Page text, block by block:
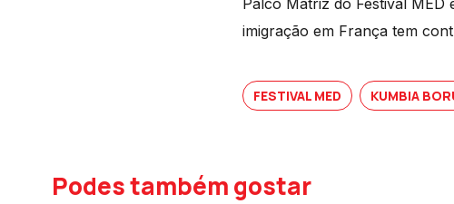
Palco Matriz do Festival
imigração em França tem
FESTIVAL MED KUMBIA
Podes também gostar